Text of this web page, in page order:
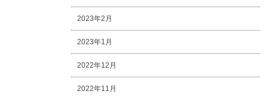
2023年2月
2023年1月
2022年12月
2022年11月